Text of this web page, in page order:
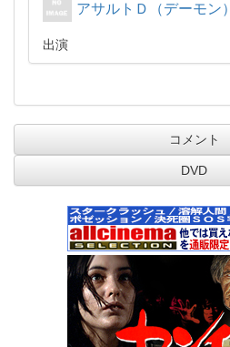
アサルトＤ（デーモン）
出演
コメント
DVD